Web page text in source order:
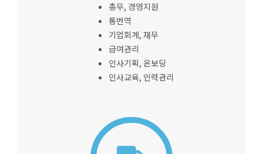
총무, 경영지원
통번역
기업회계, 재무
급여관리
인사기획, 온보딩
인사교육, 인력관리